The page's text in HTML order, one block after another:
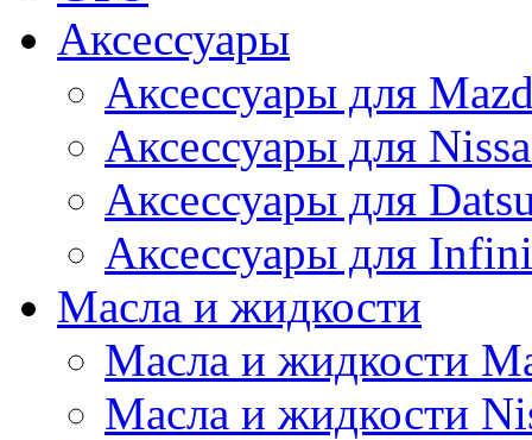
Аксессуары
Аксессуары для
Аксессуары для
Аксессуары для
Аксессуары для
Масла и жидкости
Масла и жидкости
Масла и жидкости